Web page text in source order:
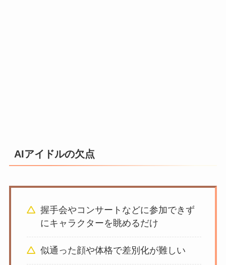
AIアイドルの欠点
握手会やコンサートなどに参加できず
にキャラクターを眺めるだけ
似通った顔や体格で差別化が難しい